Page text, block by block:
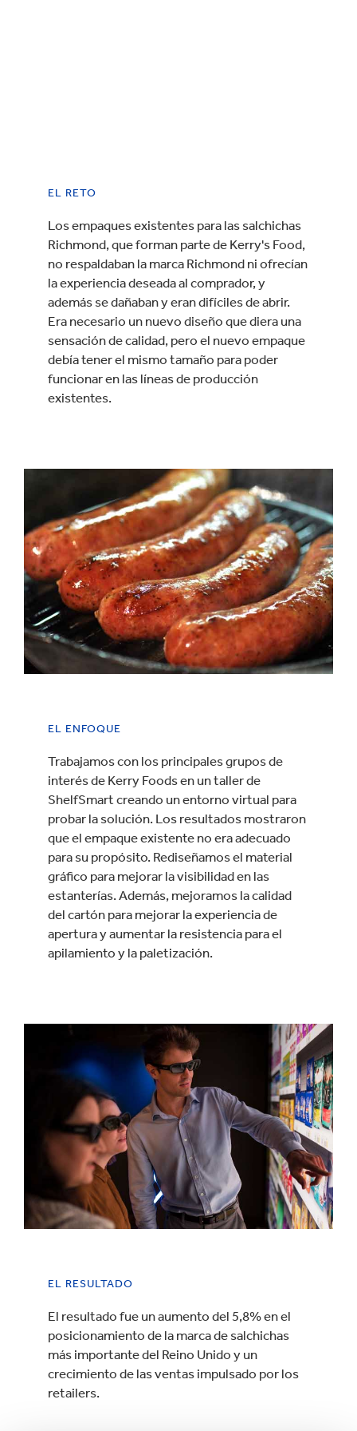
EL RETO
Los empaques existentes para las salchichas
Richmond, que forman parte de Kerry's Food,
no respaldaban la marca Richmond ni ofrecían
la experiencia deseada al comprador, y
además se dañaban y eran difíciles de abrir.
Era necesario un nuevo diseño que diera una
sensación de calidad, pero el nuevo empaque
debía tener el mismo tamaño para poder
funcionar en las líneas de producción
existentes.
EL ENFOQUE
Trabajamos con los principales grupos de
interés de Kerry Foods en un taller de
ShelfSmart creando un entorno virtual para
probar la solución. Los resultados mostraron
que el empaque existente no era adecuado
para su propósito. Rediseñamos el material
gráfico para mejorar la visibilidad en las
estanterías. Además, mejoramos la calidad
del cartón para mejorar la experiencia de
apertura y aumentar la resistencia para el
apilamiento y la paletización.
EL RESULTADO
El resultado fue un aumento del 5,8% en el
posicionamiento de la marca de salchichas
más importante del Reino Unido y un
crecimiento de las ventas impulsado por los
retailers.